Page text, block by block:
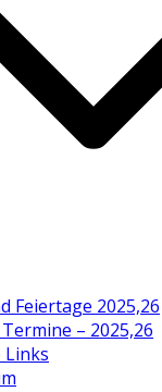
Feiertage 2025,26
– 2025,26
Links